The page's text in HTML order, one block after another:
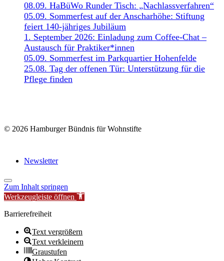
08.09. HaBüWo Runder Tisch: „Nachlassverfahren“
05.09. Sommerfest auf der Anscharhöhe: Stiftung
feiert 140-jähriges Jubiläum
1. September 2026: Einladung zum Coffee-Chat –
Austausch für Praktiker*innen
05.09. Sommerfest im Parkquartier Hohenfelde
25.08. Tag der offenen Tür: Unterstützung für die
Pflege finden
© 2026 Hamburger Bündnis für Wohnstifte
Newsletter
Zum Inhalt springen
Werkzeugleiste öffnen
Barrierefreiheit
Text vergrößern
Text verkleinern
Graustufen